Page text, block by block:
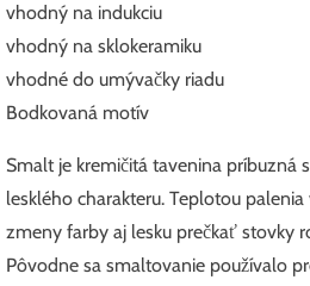
vhodný na indukciu
vhodný na sklokeramiku
vhodné do umývačky riadu
Bodkovaná motív
Smalt je kremičitá tavenina príbuzná
lesklého charakteru. Teplotou
zmeny farby aj lesku prečkať stovky
Pôvodne sa smaltovanie používalo